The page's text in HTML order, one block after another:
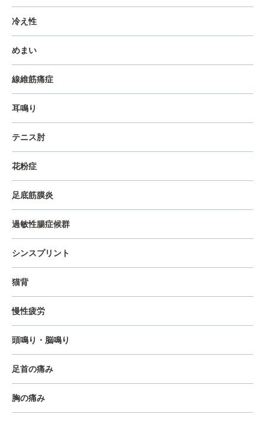
冷え性
めまい
線維筋痛症
耳鳴り
テニス肘
花粉症
足底筋膜炎
過敏性腸症候群
シンスプリント
猫背
慢性疲労
頭鳴り・脳鳴り
足首の痛み
胸の痛み